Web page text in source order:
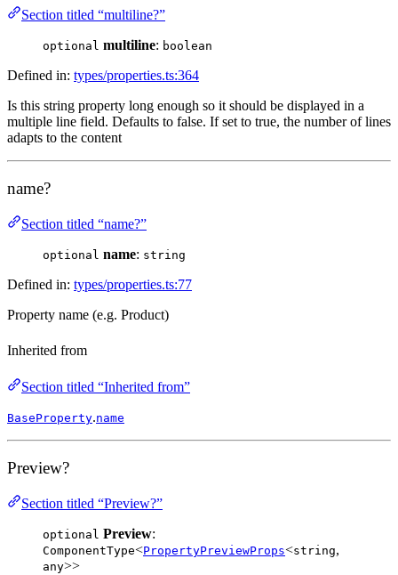
Section titled “multiline?”
optional multiline: boolean
Defined in: types/properties.ts:364
Is this string property long enough so it should be displayed in a
multiple line field. Defaults to false. If set to true, the number of lines
adapts to the content
name?
Section titled “name?”
optional name: string
Defined in: types/properties.ts:77
Property name (e.g. Product)
Inherited from
Section titled “Inherited from”
BaseProperty.name
Preview?
Section titled “Preview?”
optional Preview:
ComponentType<PropertyPreviewProps<string,
any>>